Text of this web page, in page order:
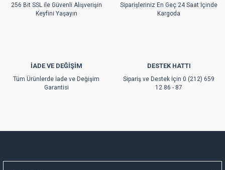
Bu ürüne benzer farklı alternatifler olmalı.
256 Bit SSL ile Güvenli Alışverişin
Keyfini Yaşayın
Siparişleriniz En Geç 24 Saat İçinde
Kargoda
İADE VE DEĞİŞİM
Tüm Ürünlerde İade ve Değişim
Garantisi
DESTEK HATTI
Sipariş ve Destek İçin 0 (212) 659
12 86 - 87